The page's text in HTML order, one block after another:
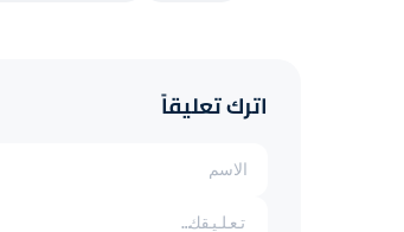
اترك تعليقاً